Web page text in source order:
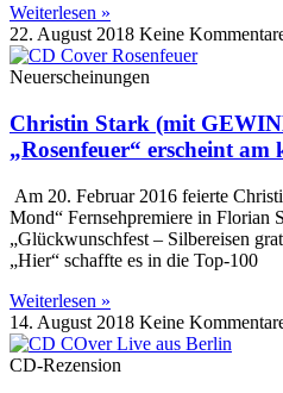
Weiterlesen »
22. August 2018 Keine
Neuerscheinungen
Christin Stark (mit
„Rosenfeuer“ erscheint
Am 20. Februar 2016 feierte
Mond“ Fernsehpremiere in Florian
„Glückwunschfest – Silbereisen
„Hier“ schaffte es in die Top-100
Weiterlesen »
14. August 2018 Keine
CD-Rezension